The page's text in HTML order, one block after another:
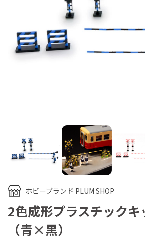
ホビーブランド PLUM SHOP
2色成形プラスチックキ
（青×黒）